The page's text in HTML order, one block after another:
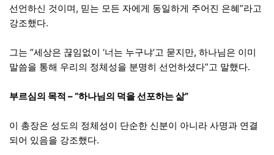
선언하신 것이며, 믿는 모든 자에게 동일하게 주어진 은혜”라고
강조했다.
그는 “세상은 끊임없이 ‘너는 누구냐’고 묻지만, 하나님은 이미
말씀을 통해 우리의 정체성을 분명히 선언하셨다”고 말했다.
부르심의 목적 – “하나님의 덕을 선포하는 삶”
이 총장은 성도의 정체성이 단순한 신분이 아니라 사명과 연결
되어 있음을 강조했다.